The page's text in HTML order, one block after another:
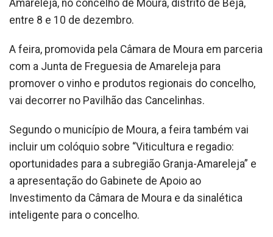
Amareleja, no concelho de Moura, distrito de Beja,
entre 8 e 10 de dezembro.
A feira, promovida pela Câmara de Moura em parceria
com a Junta de Freguesia de Amareleja para
promover o vinho e produtos regionais do concelho,
vai decorrer no Pavilhão das Cancelinhas.
Segundo o município de Moura, a feira também vai
incluir um colóquio sobre “Viticultura e regadio:
oportunidades para a subregião Granja-Amareleja” e
a apresentação do Gabinete de Apoio ao
Investimento da Câmara de Moura e da sinalética
inteligente para o concelho.